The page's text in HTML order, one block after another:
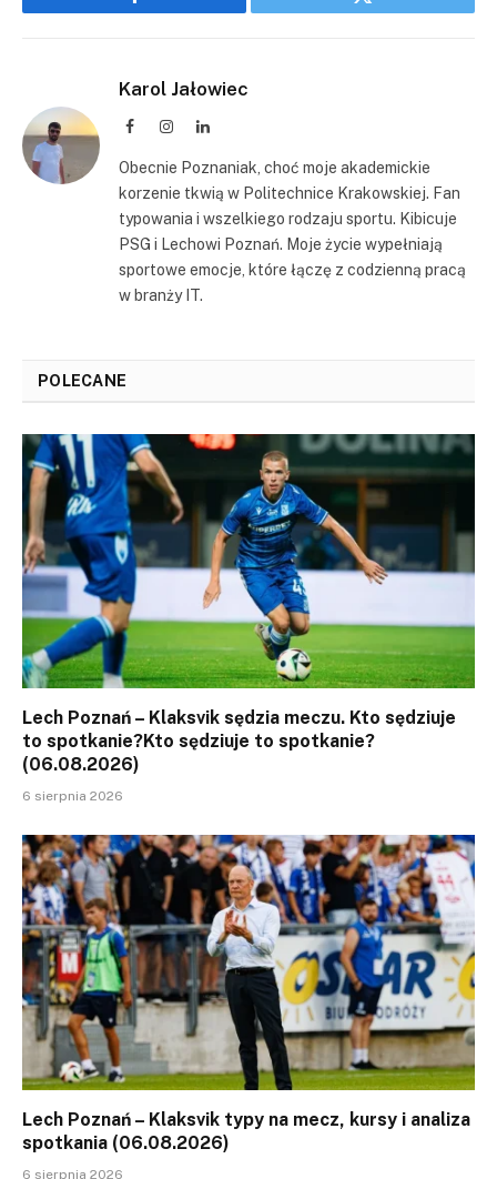
Facebook Twitter
Karol Jałowiec
FacebookInstagramLinkedIn
Obecnie Poznaniak, choć moje akademickie
korzenie tkwią w Politechnice Krakowskiej. Fan
typowania i wszelkiego rodzaju sportu. Kibicuje
PSG i Lechowi Poznań. Moje życie wypełniają
sportowe emocje, które łączę z codzienną pracą
w branży IT.
POLECANE
Lech Poznań – Klaksvik sędzia meczu. Kto sędziuje
to spotkanie?Kto sędziuje to spotkanie?
(06.08.2026)
6 sierpnia 2026
Lech Poznań – Klaksvik typy na mecz, kursy i analiza
spotkania (06.08.2026)
6 sierpnia 2026